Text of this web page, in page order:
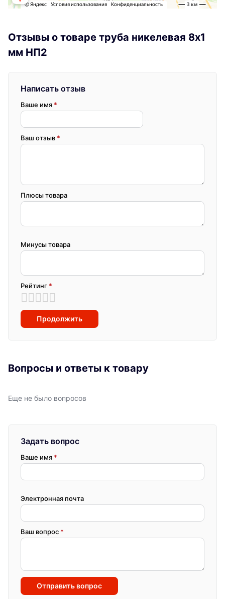
Отзывы о товаре труба никелевая 8х1
мм НП2
Написать отзыв
Ваше имя *
Ваш отзыв *
Плюсы товара
Минусы товара
Рейтинг *
Продолжить
Вопросы и ответы к товару
Еще не было вопросов
Задать вопрос
Ваше имя *
Электронная почта
Ваш вопрос *
Отправить вопрос